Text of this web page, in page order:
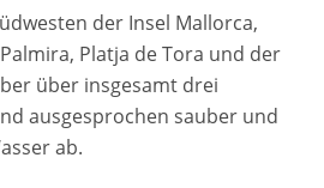
der Insel Mallorca,
Platja de Tora und der
über insgesamt drei
ausgesprochen sauber und
ab.